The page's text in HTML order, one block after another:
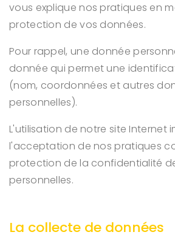
vous explique nos pratiques en
protection de vos données.
Pour rappel, une donnée
donnée qui permet une
(nom, coordonnées et autres
personnelles).
L'utilisation de notre site Internet
l'acceptation de nos pratiques
protection de la confidentialité
personnelles.
La collecte de données